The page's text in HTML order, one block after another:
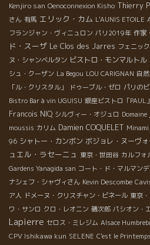
Kenjiro san Oenoconnexion Kisho Thierry
さん 有馬 エリック・カム L'AUNIS ETOILE
フランジャン・ヴィニュロン パリ2019年 作家
ド・スーザ Le Clos des Jarres フェニッ
ヌ・シャンベルタン ビストロ・モンマルトル
シュ・クーザン La Begou LOU CARIGNAN 自
「ル・クリスタル」
ドゥーブル・ゼロ パリの
Bistro Bar à vin UGUISU 銀座ビストロ「PAUL」
Francois NIQ シルヴィー・オジュロ
moussis カリム Damien COQUELET
96 シャトー・カンボン ボジョレ・ヌーヴォ
ュエル・ラセーニュ 東京・世田谷 カルフォ
Gardens Yanagida san コート・ド・マルマンデ
ナシェフ・シャヴィさん Kevin Descombe
ア人 ドメーヌ・クリスチャン・ビネール 東京
ワ・サンロ クロ・レオニン 磯次郎 パシオン・
Lapierre セロス・ミレジム Alsace
CPV Ishikawa kun SELENE C'est le